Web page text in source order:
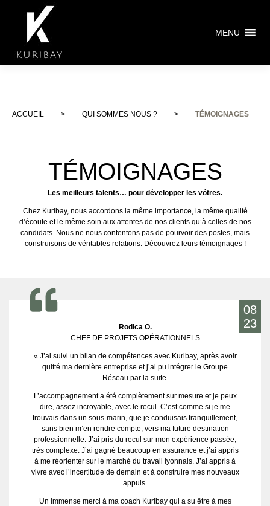
MENU
ACCUEIL > QUI SOMMES NOUS ? > TÉMOIGNAGES
TÉMOIGNAGES
Les meilleurs talents… pour développer les vôtres.
Chez Kuribay, nous accordons la même importance, la même qualité
d’écoute et le même soin aux attentes de nos clients qu’à celles de nos
candidats. Nous ne nous contentons pas de pourvoir des postes, mais
construisons de véritables relations. Découvrez leurs témoignages !
08
23
Rodica O.
CHEF DE PROJETS OPÉRATIONNELS
« J’ai suivi un bilan de compétences avec Kuribay, après avoir
quitté ma dernière entreprise et j’ai pu intégrer le Groupe
Réseau par la suite.
L’accompagnement a été complètement sur mesure et je peux
dire, assez incroyable, avec le recul. C’est comme si je me
trouvais dans un sous-marin, que je conduisais tranquillement,
sans bien m’en rendre compte, vers ma future destination
professionnelle. J’ai pris du recul sur mon expérience passée,
très complexe. J’ai gagné beaucoup en assurance et j’ai appris
à me réorienter sur le marché du travail lyonnais. J’ai appris à
vivre avec l’incertitude de demain et à construire mes nouveaux
appuis.
Un immense merci à ma coach Kuribay qui a su être à mes